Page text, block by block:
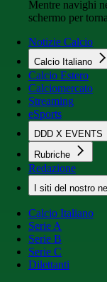
Mentre navighi
schermo per
Notizie Calcio
Calcio Italiano
Calcio Estero
Calciomercato
Streaming
eSports
DDD X EVENTS
Rubriche
Redazione
I siti del nostro
Calcio Italiano
Serie A
Serie B
Serie C
Dilettanti